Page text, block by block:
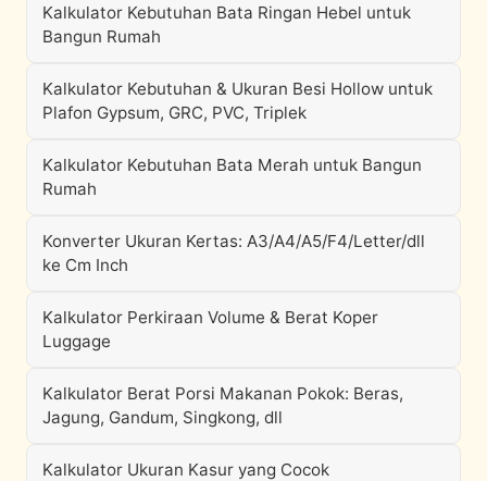
Kalkulator Kebutuhan Bata Ringan Hebel untuk
Bangun Rumah
Kalkulator Kebutuhan & Ukuran Besi Hollow untuk
Plafon Gypsum, GRC, PVC, Triplek
Kalkulator Kebutuhan Bata Merah untuk Bangun
Rumah
Konverter Ukuran Kertas: A3/A4/A5/F4/Letter/dll
ke Cm Inch
Kalkulator Perkiraan Volume & Berat Koper
Luggage
Kalkulator Berat Porsi Makanan Pokok: Beras,
Jagung, Gandum, Singkong, dll
Kalkulator Ukuran Kasur yang Cocok